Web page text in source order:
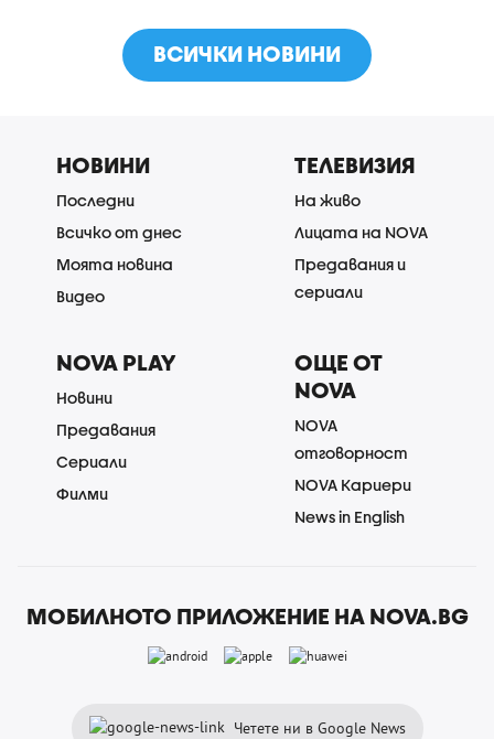
ВСИЧКИ НОВИНИ
НОВИНИ
Последни
Всичко от днес
Моята новина
Видео
ТЕЛЕВИЗИЯ
На живо
Лицата на NOVA
Предавания и
сериали
NOVA PLAY
Новини
Предавания
Сериали
Филми
ОЩЕ ОТ
NOVA
NOVA
отговорност
NOVA Кариери
News in English
МОБИЛНОТО ПРИЛОЖЕНИЕ НА NOVA.BG
Четете ни в Google News